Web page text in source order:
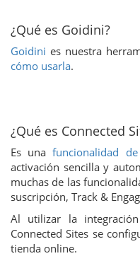
¿Qué es Goidini?
Goidini es nuestra
cómo usarla.
¿Qué es Connected
Es unafuncionalidad
activación sencilla y
muchas de las
suscripción, Track &
Al utilizar la
Connected Sites se
tienda online.